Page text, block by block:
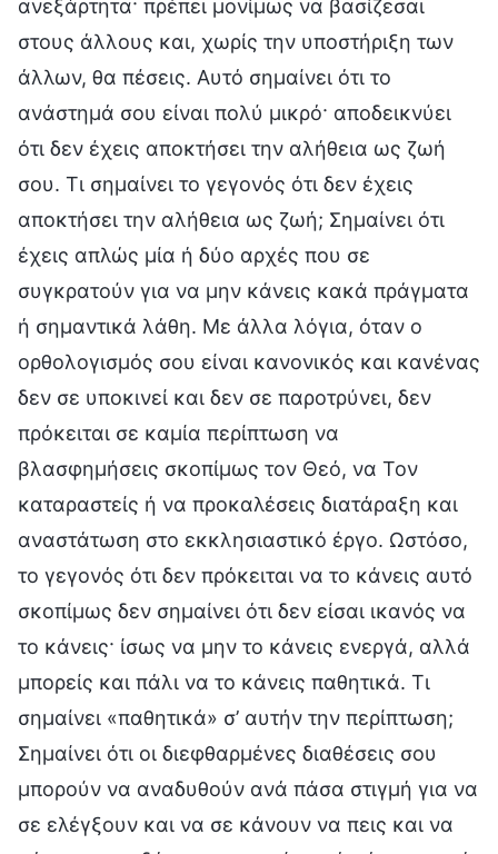
ανεξάρτητα· πρέπει μονίμως να βασίζεσαι
στους άλλους και, χωρίς την υποστήριξη των
άλλων, θα πέσεις. Αυτό σημαίνει ότι το
ανάστημά σου είναι πολύ μικρό· αποδεικνύει
ότι δεν έχεις αποκτήσει την αλήθεια ως ζωή
σου. Τι σημαίνει το γεγονός ότι δεν έχεις
αποκτήσει την αλήθεια ως ζωή; Σημαίνει ότι
έχεις απλώς μία ή δύο αρχές που σε
συγκρατούν για να μην κάνεις κακά πράγματα
ή σημαντικά λάθη. Με άλλα λόγια, όταν ο
ορθολογισμός σου είναι κανονικός και κανένας
δεν σε υποκινεί και δεν σε παροτρύνει, δεν
πρόκειται σε καμία περίπτωση να
βλασφημήσεις σκοπίμως τον Θεό, να Τον
καταραστείς ή να προκαλέσεις διατάραξη και
αναστάτωση στο εκκλησιαστικό έργο. Ωστόσο,
το γεγονός ότι δεν πρόκειται να το κάνεις αυτό
σκοπίμως δεν σημαίνει ότι δεν είσαι ικανός να
το κάνεις· ίσως να μην το κάνεις ενεργά, αλλά
μπορείς και πάλι να το κάνεις παθητικά. Τι
σημαίνει «παθητικά» σ’ αυτήν την περίπτωση;
Σημαίνει ότι οι διεφθαρμένες διαθέσεις σου
μπορούν να αναδυθούν ανά πάσα στιγμή για να
σε ελέγξουν και να σε κάνουν να πεις και να